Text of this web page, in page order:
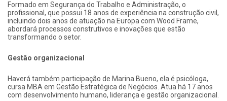
Formado em Segurança do Trabalho e Administração, o
profissional, que possui 18 anos de experiência na construção civil,
incluindo dois anos de atuação na Europa com Wood Frame,
abordará processos construtivos e inovações que estão
transformando o setor.
Gestão organizacional
Haverá também participação de Marina Bueno, ela é psicóloga,
cursa MBA em Gestão Estratégica de Negócios. Atua há 17 anos
com desenvolvimento humano, liderança e gestão organizacional.